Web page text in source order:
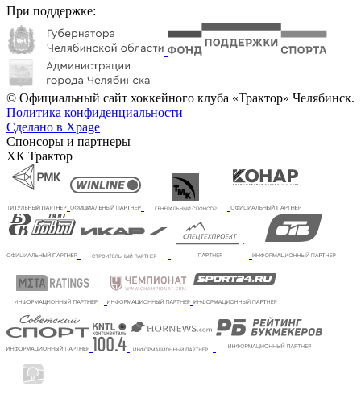
При поддержке:
© Официальный сайт хоккейного клуба «Трактор» Челябинск.
Политика конфиденциальности
Сделано в Xpage
Спонсоры и партнеры
ХК Трактор